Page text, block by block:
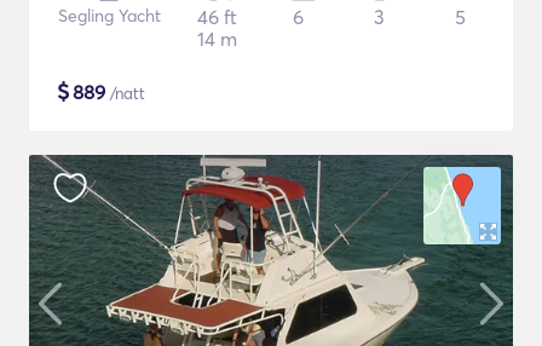
Segling Yacht
46 ft
14 m
6 3 5
$889 /natt